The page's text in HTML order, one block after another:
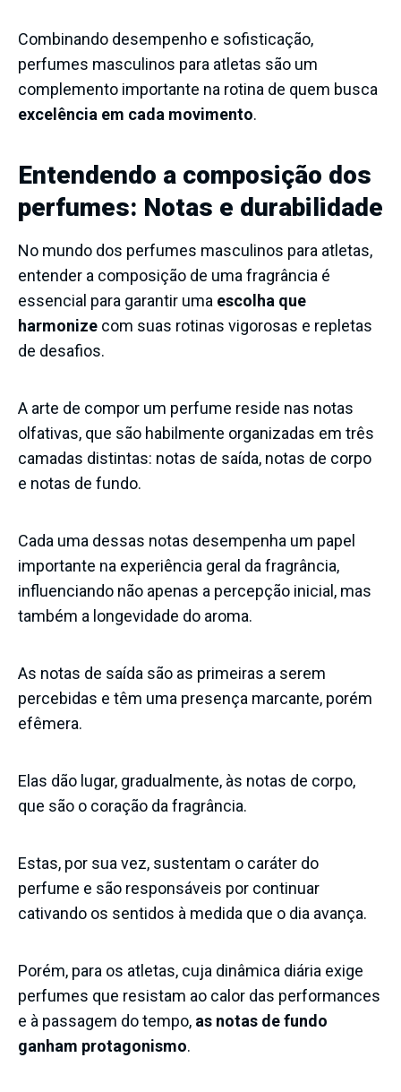
Combinando desempenho e sofisticação,
perfumes masculinos para atletas são um
complemento importante na rotina de quem busca
excelência em cada movimento.
Entendendo a composição dos
perfumes: Notas e durabilidade
No mundo dos perfumes masculinos para atletas,
entender a composição de uma fragrância é
essencial para garantir uma escolha que
harmonize com suas rotinas vigorosas e repletas
de desafios.
A arte de compor um perfume reside nas notas
olfativas, que são habilmente organizadas em três
camadas distintas: notas de saída, notas de corpo
e notas de fundo.
Cada uma dessas notas desempenha um papel
importante na experiência geral da fragrância,
influenciando não apenas a percepção inicial, mas
também a longevidade do aroma.
As notas de saída são as primeiras a serem
percebidas e têm uma presença marcante, porém
efêmera.
Elas dão lugar, gradualmente, às notas de corpo,
que são o coração da fragrância.
Estas, por sua vez, sustentam o caráter do
perfume e são responsáveis por continuar
cativando os sentidos à medida que o dia avança.
Porém, para os atletas, cuja dinâmica diária exige
perfumes que resistam ao calor das performances
e à passagem do tempo, as notas de fundo
ganham protagonismo.